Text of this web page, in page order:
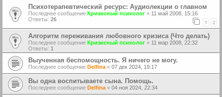
Психотерапевтический ресурс: Аудиолекции о главном
Последнее сообщение Кризисный психолог « 11 май 2008, 15:16
Ответы: 26 1 2
Алгоритм переживания любовного кризиса (Что делать)
Последнее сообщение Кризисный психолог « 11 мар 2008, 22:32
Ответы: 1
Выученная беспомощность. Я ничего не могу.
Последнее сообщение Delfina « 07 дек 2024, 19:17
Вы одна воспитываете сына. Помощь.
Последнее сообщение Delfina « 04 ноя 2024, 22:34